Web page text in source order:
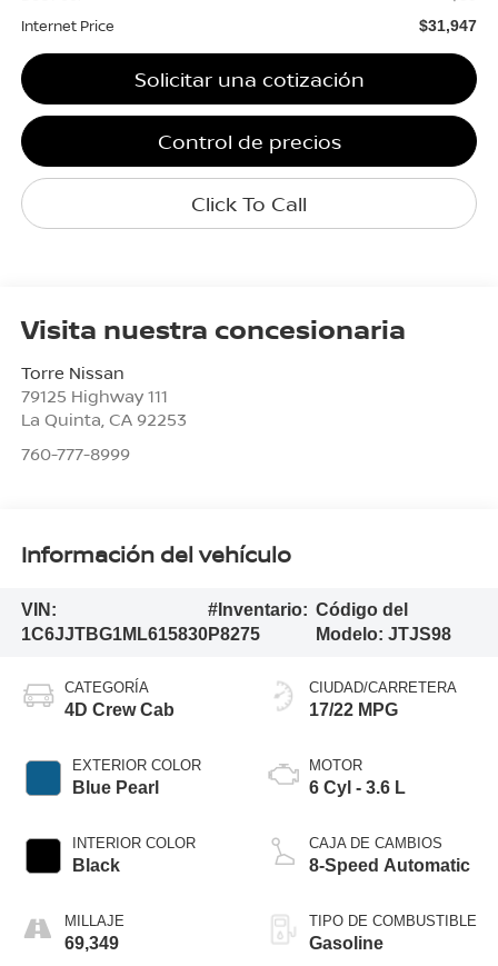
Internet Price $31,947
Solicitar una cotización
Control de precios
Click To Call
Visita nuestra concesionaria
Torre Nissan
79125 Highway 111
La Quinta CA 92253
760-777-8999
Información del vehículo
VIN:
1C6JJTBG1ML615830
#Inventario:
P8275
Código del
Modelo:JTJS98
CATEGORÍA
4D Crew Cab
EXTERIOR COLOR
Blue Pearl
INTERIOR COLOR
Black
MILLAJE
69,349
CIUDAD/CARRETERA
17/22 MPG
MOTOR
6 Cyl - 3.6 L
CAJA DE CAMBIOS
8-Speed Automatic
TIPO DE COMBUSTIBLE
Gasoline